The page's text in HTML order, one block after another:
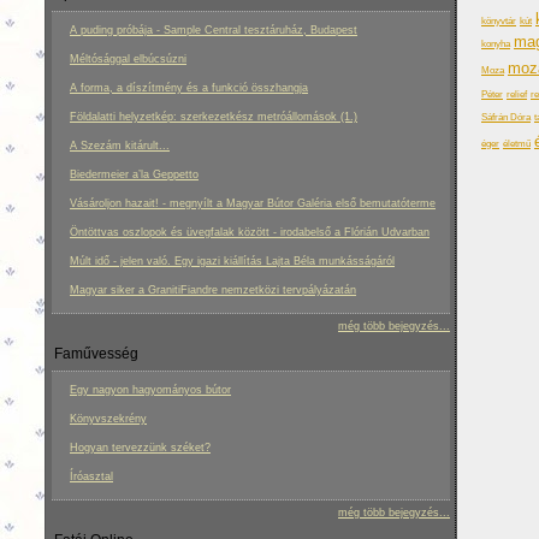
A puding próbája - Sample Central tesztáruház, Budapest
Méltósággal elbúcsúzni
A forma, a díszítmény és a funkció összhangja
Földalatti helyzetkép: szerkezetkész metróállomások (1.)
A Szezám kitárult...
Biedermeier a’la Geppetto
Vásároljon hazait! - megnyílt a Magyar Bútor Galéria első bemutatóterme
Öntöttvas oszlopok és üvegfalak között - irodabelső a Flórián Udvarban
Múlt idő - jelen való. Egy igazi kiállítás Lajta Béla munkásságáról
Magyar siker a GranitiFiandre nemzetközi tervpályázatán
még több bejegyzés...
Faművesség
Egy nagyon hagyományos bútor
Könyvszekrény
Hogyan tervezzünk széket?
Íróasztal
még több bejegyzés...
könyvtár kút
konyha
Moza
Péter relief
Sáfrán Dóra
éger életmű